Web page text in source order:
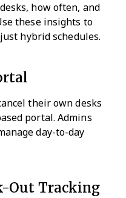
how often, and
these insights to
hybrid schedules.
their own desks
portal. Admins
day-to-day
Out Tracking